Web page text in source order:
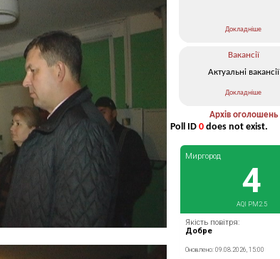
Докладніше
Вакансії
Актуальні вакансії
Докладніше
Архів оголошень
Poll ID 0 does not exist.